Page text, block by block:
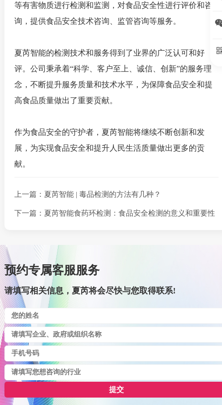
等有害物质进行检测和监测，对食品安全性进行评价和咨
询，提供食品安全技术咨询、监管咨询等服务。
夏芮智能的检测技术和服务得到了业界的广泛认可和好
评。公司秉承着“科学、客户至上、诚信、创新”的服务理
念，不断提升服务质量和技术水平，为保障食品安全和提
高食品质量做出了重要贡献。
作为食品安全的守护者，夏芮智能将继续不断创新和发
展，为实现食品安全和提升人民生活质量做出更多的贡
献。
上一篇：夏芮智能 | 毒品检测的方法有几种？
下一篇：夏芮智能食药环检测：食品安全检测的意义和重要性
预约专属客服服务
请填写相关信息，夏芮将会尽快与您取得联系!
提交